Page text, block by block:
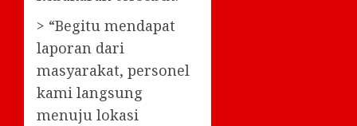
> “Begitu mendapat
laporan dari
masyarakat, personel
kami langsung
menuju lokasi